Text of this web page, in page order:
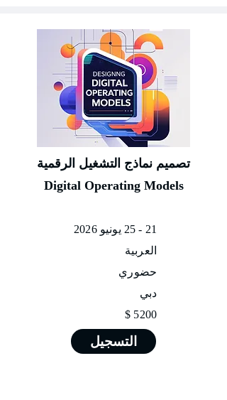
تصميم نماذج التشغيل الرقمية
Digital Operating Models
21 - 25 يونيو 2026
العربية
حضوري
دبي
5200 $
التسجيل